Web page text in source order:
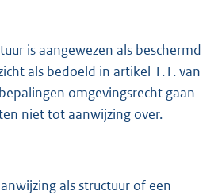
is aangewezen als beschermd
als bedoeld in artikel 1.1. van
omgevingsrecht gaan
niet tot aanwijzing over.
als structuur of een